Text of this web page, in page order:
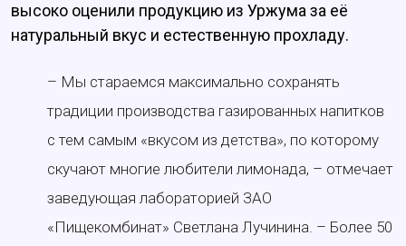
высоко оценили продукцию из Уржума за её
натуральный вкус и естественную прохладу.
– Мы стараемся максимально сохранять
традиции производства газированных напитков
с тем самым «вкусом из детства», по которому
скучают многие любители лимонада, – отмечает
заведующая лабораторией ЗАО
«Пищекомбинат» Светлана Лучинина. – Более 50